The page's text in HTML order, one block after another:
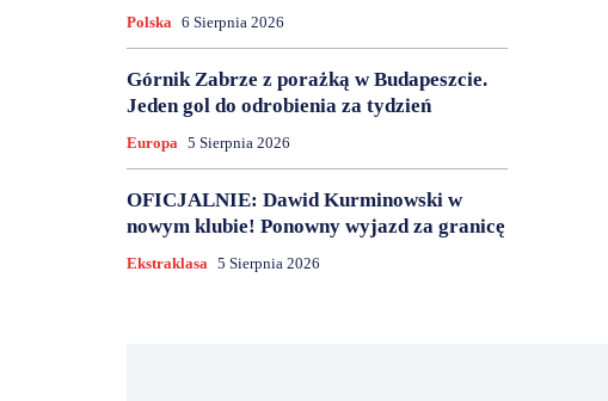
Polska 6 Sierpnia 2026
Górnik Zabrze z porażką w Budapeszcie.
Jeden gol do odrobienia za tydzień
Europa 5 Sierpnia 2026
OFICJALNIE: Dawid Kurminowski w
nowym klubie! Ponowny wyjazd za granicę
Ekstraklasa 5 Sierpnia 2026